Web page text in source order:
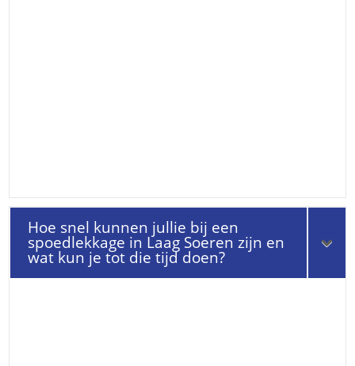
Hoe snel kunnen jullie bij een
spoedlekkage in Laag Soeren zijn en
wat kun je tot die tijd doen?